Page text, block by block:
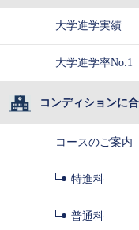
大学進学実績
大学進学率No.1
コンディションに
コースのご案内
特進科
普通科